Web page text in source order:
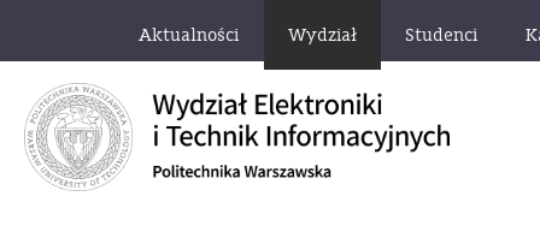
Aktualności Wydział Studenci